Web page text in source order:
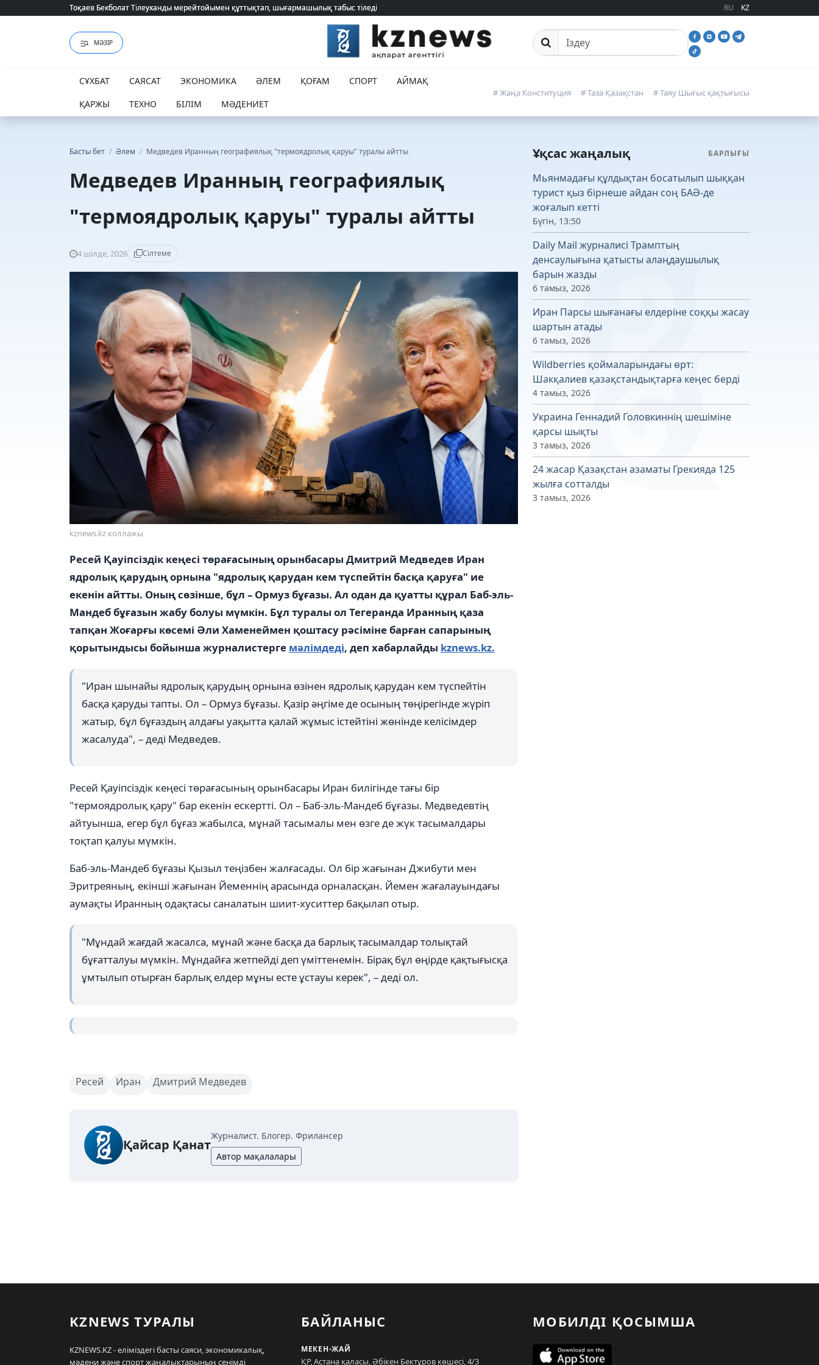
Тоқаев Бекболат Тілеуханды мерейтойымен құттықтап, шығармашылық табыс тіледі
Тоқаев Бекболат Тілеуханды мерейтойымен құттықтап, шығармашылық табыс тіледі RU KZ
МӘЗІР Сайттан іздеу
СҰХБАТ САЯСАТ ЭКОНОМИКА ӘЛЕМ ҚОҒАМ СПОРТ
АЙМАҚ
ҚАРЖЫ
ТЕХНО БІЛІМ МӘДЕНИЕТ
# Жаңа Конституция # Таза Қазақстан # Таяу Шығыс қақтығысы
Басты бет / Әлем / Медведев Иранның географиялық "термоядролық қаруы" туралы айтты
Медведев Иранның географиялық
"термоядролық қаруы" туралы айтты
4 шілде, 2026 Сілтеме
kznews.kz коллажы
Ресей Қауіпсіздік кеңесі төрағасының орынбасары Дмитрий Медведев Иран
ядролық қарудың орнына "ядролық қарудан кем түспейтін басқа қаруға" ие
екенін айтты. Оның сөзінше, бұл – Ормуз бұғазы. Ал одан да қуатты құрал Баб-эль-
Мандеб бұғазын жабу болуы мүмкін. Бұл туралы ол Тегеранда Иранның қаза
тапқан Жоғарғы көсемі Әли Хаменеймен қоштасу рәсіміне барған сапарының
қорытындысы бойынша журналистерге мәлімдеді, деп хабарлайды kznews.kz.
"Иран шынайы ядролық қарудың орнына өзінен ядролық қарудан кем түспейтін
басқа қаруды тапты. Ол – Ормуз бұғазы. Қазір әңгіме де осының төңірегінде жүріп
жатыр, бұл бұғаздың алдағы уақытта қалай жұмыс істейтіні жөнінде келісімдер
жасалуда", – деді Медведев.
Ресей Қауіпсіздік кеңесі төрағасының орынбасары Иран билігінде тағы бір
"термоядролық қару" бар екенін ескертті. Ол – Баб-эль-Мандеб бұғазы. Медведевтің
айтуынша, егер бұл бұғаз жабылса, мұнай тасымалы мен өзге де жүк тасымалдары
тоқтап қалуы мүмкін.
Баб-эль-Мандеб бұғазы Қызыл теңізбен жалғасады. Ол бір жағынан Джибути мен
Эритреяның, екінші жағынан Йеменнің арасында орналасқан. Йемен жағалауындағы
аумақты Иранның одақтасы саналатын шиит-хуситтер бақылап отыр.
"Мұндай жағдай жасалса, мұнай және басқа да барлық тасымалдар толықтай
бұғатталуы мүмкін. Мұндайға жетпейді деп үміттенемін. Бірақ бұл өңірде қақтығысқа
ұмтылып отырған барлық елдер мұны есте ұстауы керек", – деді ол.
Ресей Иран Дмитрий Медведев
Қайсар Қанат
Журналист. Блогер. Фрилансер
Автор мақалалары
Ұқсас жаңалық БАРЛЫҒЫ
Мьянмадағы құлдықтан босатылып шыққан
турист қыз бірнеше айдан соң БАӘ-де
жоғалып кетті
Бүгін, 13:50
Daily Mail журналисі Трамптың
денсаулығына қатысты алаңдаушылық
барын жазды
6 тамыз, 2026
Иран Парсы шығанағы елдеріне соққы жасау
шартын атады
6 тамыз, 2026
Wildberries қоймаларындағы өрт:
Шакқалиев қазақстандықтарға кеңес берді
4 тамыз, 2026
Украина Геннадий Головкиннің шешіміне
қарсы шықты
3 тамыз, 2026
24 жасар Қазақстан азаматы Грекияда 125
жылға сотталды
3 тамыз, 2026
KZNEWS ТУРАЛЫ
KZNEWS.KZ - еліміздегі басты саяси, экономикалық,
мәдени және спорт жаңалықтарының сенімді
БАЙЛАНЫС
МЕКЕН-ЖАЙ
ҚР, Астана қаласы, Әбікен Бектұров көшесі, 4/3
МОБИЛДІ ҚОСЫМША